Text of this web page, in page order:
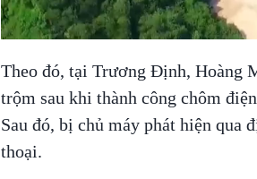
Theo đó, tại Trương Định, Hoàng
trộm sau khi thành công chôm
Sau đó, bị chủ máy phát hiện qua
thoại.